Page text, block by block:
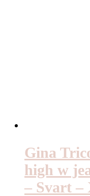
Gina
high w
– Svart –